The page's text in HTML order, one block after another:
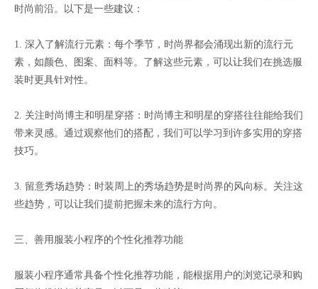
时尚前沿。以下是一些建议：
1. 深入了解流行元素：每个季节，时尚界都会涌现出新的流行元
素，如颜色、图案、面料等。了解这些元素，可以让我们在挑选服
装时更具针对性。
2. 关注时尚博主和明星穿搭：时尚博主和明星的穿搭往往能给我们
带来灵感。通过观察他们的搭配，我们可以学习到许多实用的穿搭
技巧。
3. 留意秀场趋势：时装周上的秀场趋势是时尚界的风向标。关注这
些趋势，可以让我们提前把握未来的流行方向。
三、善用服装小程序的个性化推荐功能
服装小程序通常具备个性化推荐功能，能根据用户的浏览记录和购